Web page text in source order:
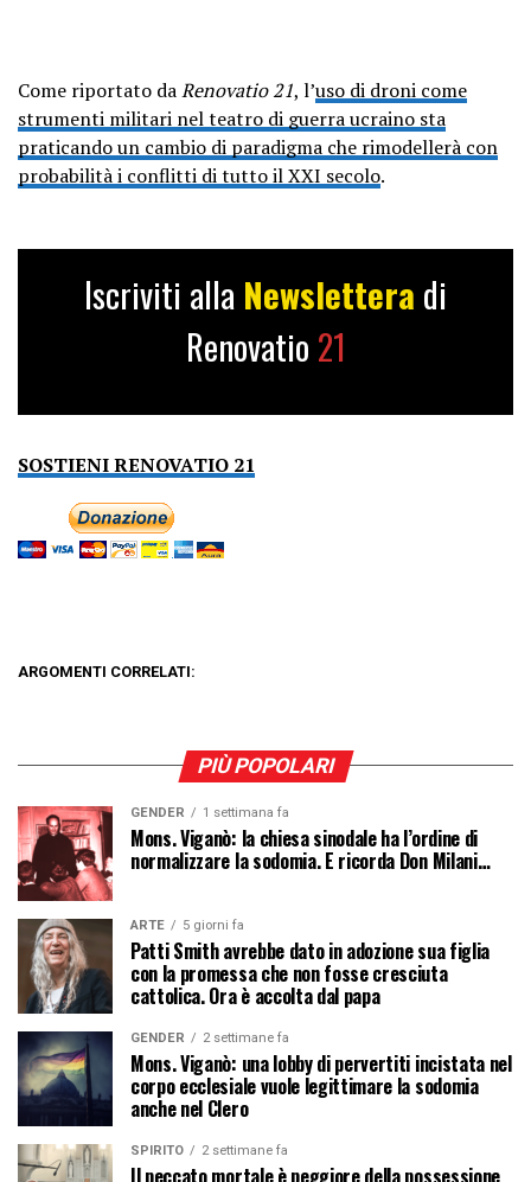
Come riportato daRenovatio 21, l’uso di droni come
strumenti militari nel teatro di guerra ucraino sta
praticando un cambio di paradigma che rimodellerà con
probabilità i conflitti di tutto il XXI secolo.
Iscriviti alla Newslettera di
Renovatio 21
SOSTIENI RENOVATIO 21
ARGOMENTI CORRELATI:
PIÙ POPOLARI
GENDER 1 settimana fa
Mons. Viganò: la chiesa sinodale ha l’ordine di
normalizzare la sodomia. E ricorda Don Milani…
ARTE 5 giorni fa
Patti Smith avrebbe dato in adozione sua figlia
con la promessa che non fosse cresciuta
cattolica. Ora è accolta dal papa
GENDER 2 settimane fa
Mons. Viganò: una lobby di pervertiti incistata nel
corpo ecclesiale vuole legittimare la sodomia
anche nel Clero
SPIRITO 2 settimane fa
Il peccato mortale è peggiore della possessione